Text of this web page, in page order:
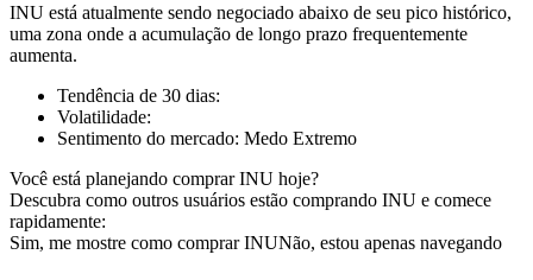
Futuros de USDC
INU está atualmente sendo negociado abaixo de seu pico histórico,
uma zona onde a acumulação de longo prazo frequentemente
aumenta.
Tendência de 30 dias:
Volatilidade:
Sentimento do mercado: Medo Extremo
Você está planejando comprar INU hoje?
Descubra como outros usuários estão comprando INU e comece
rapidamente:
Sim, me mostre como comprar INUNão, estou apenas navegando